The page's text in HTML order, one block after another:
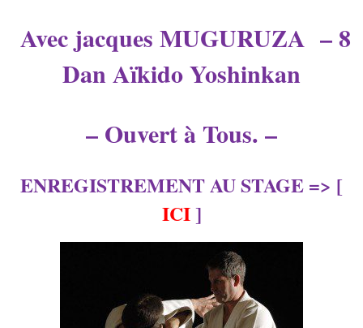
Avec jacques MUGURUZA – 8
Dan Aïkido Yoshinkan
– Ouvert à Tous. –
ENREGISTREMENT AU STAGE => [
ICI]